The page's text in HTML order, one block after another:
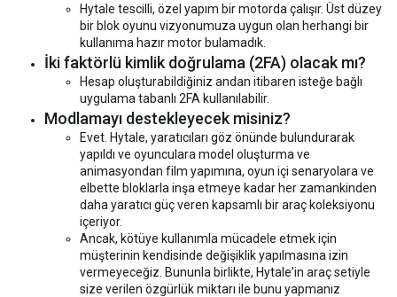
Hytale tescilli, özel yapım bir motorda çalışır. Üst düzey
bir blok oyunu vizyonumuza uygun olan herhangi bir
kullanıma hazır motor bulamadık.
İki faktörlü kimlik doğrulama (2FA) olacak mı?
Hesap oluşturabildiğiniz andan itibaren isteğe bağlı
uygulama tabanlı 2FA kullanılabilir.
Modlamayı destekleyecek misiniz?
Evet. Hytale, yaratıcıları göz önünde bulundurarak
yapıldı ve oyunculara model oluşturma ve
animasyondan film yapımına, oyun içi senaryolara ve
elbette bloklarla inşa etmeye kadar her zamankinden
daha yaratıcı güç veren kapsamlı bir araç koleksiyonu
içeriyor.
Ancak, kötüye kullanımla mücadele etmek için
müşterinin kendisinde değişiklik yapılmasına izin
vermeyeceğiz. Bununla birlikte, Hytale'in araç setiyle
size verilen özgürlük miktarı ile bunu yapmanız